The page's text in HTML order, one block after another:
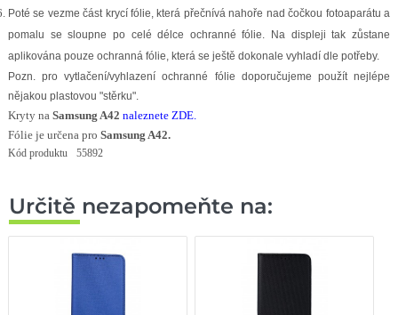
Poté se vezme část krycí fólie, která přečnívá nahoře nad čočkou fotoaparátu a
pomalu se sloupne po celé délce ochranné fólie. Na displeji tak zůstane
aplikována pouze ochranná fólie, která se ještě dokonale vyhladí dle potřeby.
Pozn. pro vytlačení/vyhlazení ochranné fólie doporučujeme použít nejlépe
nějakou plastovou "stěrku".
Kryty na Samsung A42 naleznete ZDE.
Fólie je určena pro Samsung A42.
Kód produktu 55892
Určitě nezapomeňte na: